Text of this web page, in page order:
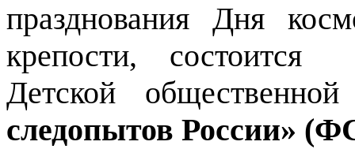
празднования Дня
крепости, состоится
Детской общественной
следопытов России»